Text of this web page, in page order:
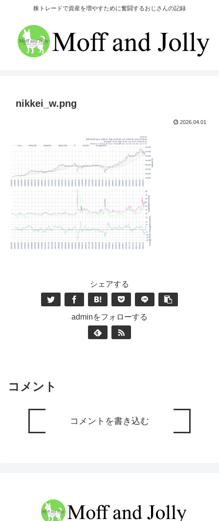
株トレードで資産を増やすために奮闘するおじさんの記録
nikkei_w.png
2026.04.01
シェアする
adminをフォローする
コメント
コメントを書き込む